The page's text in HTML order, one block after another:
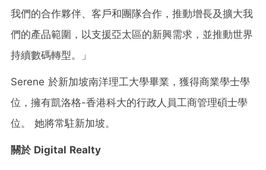
我們的合作夥伴、客戶和團隊合作，推動增長及擴大我
們的產品範圍，以支援亞太區的新興需求，並推動世界
持續數碼轉型。」
Serene 於新加坡南洋理工大學畢業，獲得商業學士學
位，擁有凱洛格-香港科大的行政人員工商管理碩士學
位。 她將常駐新加坡。
關於Digital Realty